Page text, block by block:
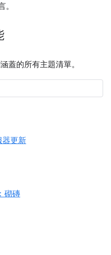
。
蓋的所有主題清單。
器更新
砌磚